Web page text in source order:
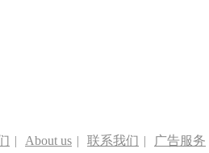
| About us | 联系我们 | 广告服务